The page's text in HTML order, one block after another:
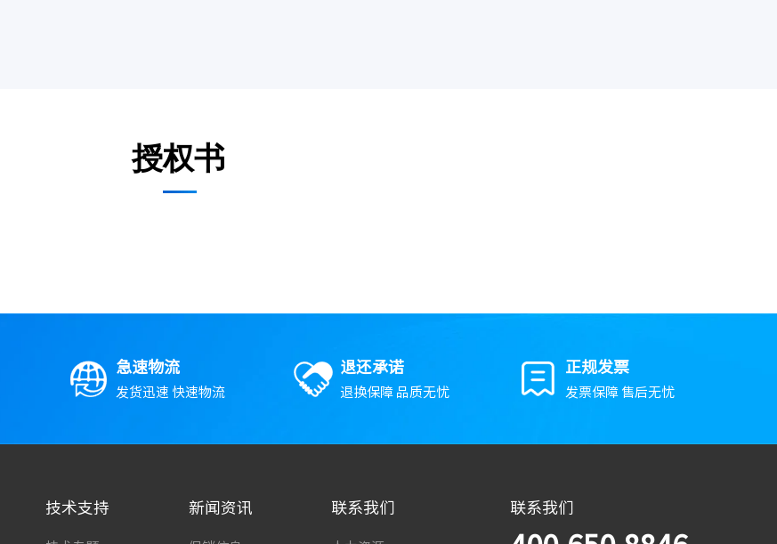
授权书
急速物流
发货迅速 快速物流
退还承诺
退换保障 品质无忧
正规发票
发票保障 售后无忧
技术支持 新闻资讯 联系我们 联系我们